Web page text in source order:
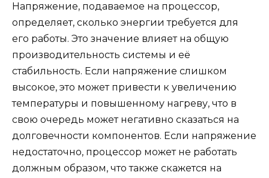
Напряжение, подаваемое на процессор,
определяет, сколько энергии требуется для
его работы. Это значение влияет на общую
производительность системы и её
стабильность. Если напряжение слишком
высокое, это может привести к увеличению
температуры и повышенному нагреву, что в
свою очередь может негативно сказаться на
долговечности компонентов. Если напряжение
недостаточно, процессор может не работать
должным образом, что также скажется на